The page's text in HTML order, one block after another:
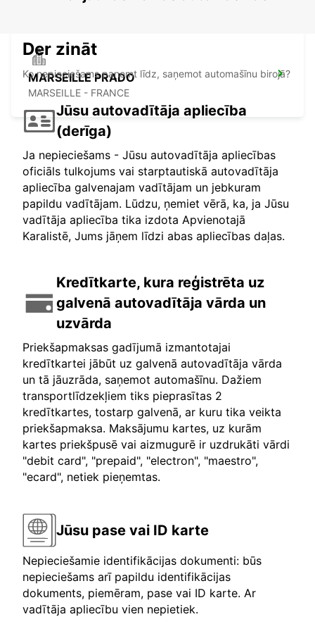
MARSEILLE PRADO
MARSEILLE - FRANCE
Der zināt
Ko nepieciešams paņemt līdz, saņemot automašīnu birojā?
Jūsu autovadītāja apliecība
(derīga)
Ja nepieciešams - Jūsu autovadītāja apliecības
oficiāls tulkojums vai starptautiskā autovadītāja
apliecība galvenajam vadītājam un jebkuram
papildu vadītājam. Lūdzu, ņemiet vērā, ka, ja Jūsu
vadītāja apliecība tika izdota Apvienotajā
Karalistē, Jums jāņem līdzi abas apliecības daļas.
Kredītkarte, kura reģistrēta uz
galvenā autovadītāja vārda un
uzvārda
Priekšapmaksas gadījumā izmantotajai
kredītkartei jābūt uz galvenā autovadītāja vārda
un tā jāuzrāda, saņemot automašīnu. Dažiem
transportlīdzekļiem tiks pieprasītas 2
kredītkartes, tostarp galvenā, ar kuru tika veikta
priekšapmaksa. Maksājumu kartes, uz kurām
kartes priekšpusē vai aizmugurē ir uzdrukāti vārdi
"debit card", "prepaid", "electron", "maestro",
"ecard", netiek pieņemtas.
Jūsu pase vai ID karte
Nepieciešamie identifikācijas dokumenti: būs
nepieciešams arī papildu identifikācijas
dokuments, piemēram, pase vai ID karte. Ar
vadītāja apliecību vien nepietiek.